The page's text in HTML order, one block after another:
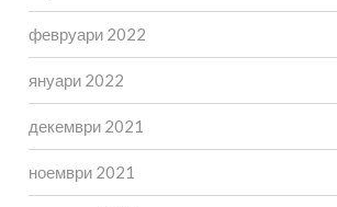
февруари 2022
януари 2022
декември 2021
ноември 2021